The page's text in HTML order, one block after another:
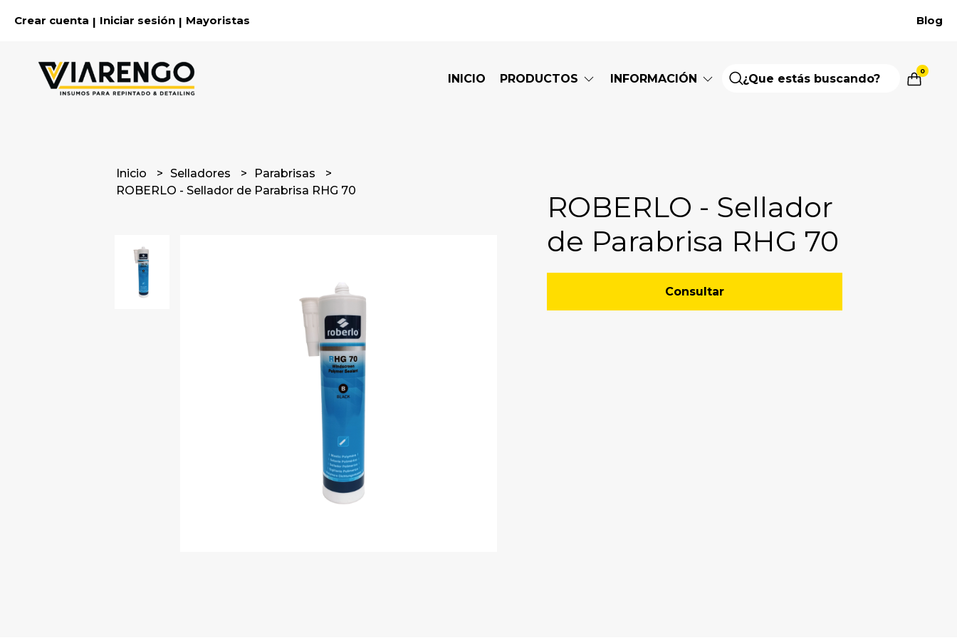
Crear cuenta | Iniciar sesión | Mayoristas Blog
INICIO PRODUCTOS INFORMACIÓN
0
Inicio Selladores
Parabrisas
ROBERLO - Sellador de Parabrisa RHG 70
ROBERLO - Sellador
de Parabrisa RHG 70
Consultar